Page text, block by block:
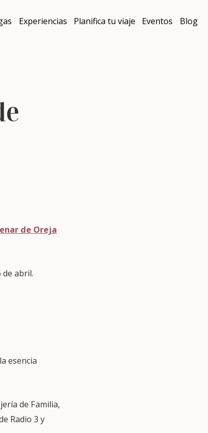
Experiencias Planifica tu viaje Eventos Blog
de Oreja
abril.
esencia
de Familia,
Radio 3 y